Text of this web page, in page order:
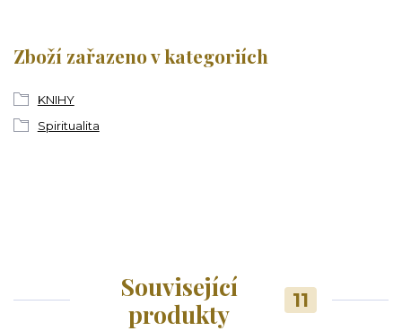
Zboží zařazeno v kategoriích
KNIHY
Spiritualita
Související
produkty
11